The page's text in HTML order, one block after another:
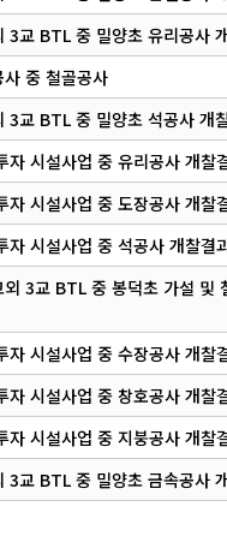
3교 BTL 중 밀양초 유리공사
중 철골공사
3교 BTL 중 밀양초 석공사 개
자 시설사업 중 유리공사 개찰
자 시설사업 중 도장공사 개찰
자 시설사업 중 석공사 개찰결
3교 BTL 중 봉덕초 가설 및
자 시설사업 중 수장공사 개찰
자 시설사업 중 창호공사 개찰
자 시설사업 중 지붕공사 개찰
3교 BTL 중 밀양초 금속공사